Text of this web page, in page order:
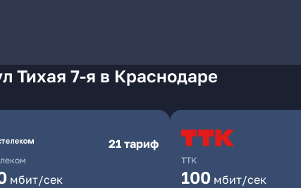
Тихая 7-я в Краснодаре
21 тариф
мбит/сек
ТТК
100 мбит/сек